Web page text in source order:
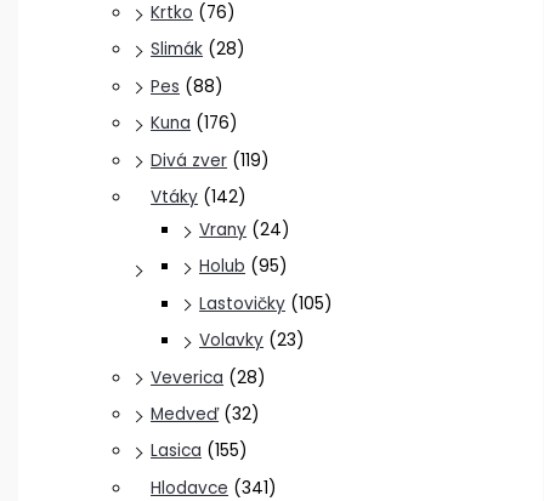
Krtko (76)
Slimák (28)
Pes (88)
Kuna (176)
Divá zver (119)
Vtáky (142)
Vrany (24)
Holub (95)
Lastovičky (105)
Volavky (23)
Veverica (28)
Medveď (32)
Lasica (155)
Hlodavce (341)